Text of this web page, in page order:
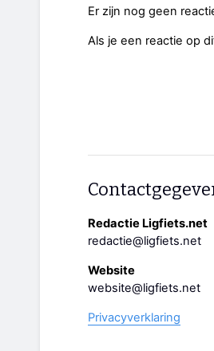
Er zijn nog geen
Als je een reactie op
Redactie Ligfiets.net
redactie@ligfiets.net
Website
website@ligfiets.net
Privacyverklaring